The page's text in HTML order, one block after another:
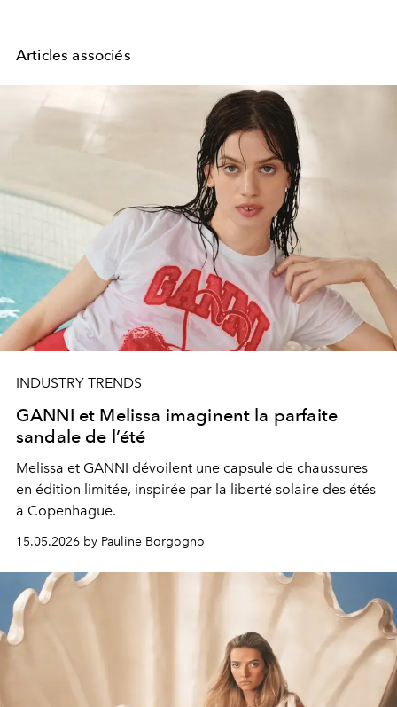
Articles associés
INDUSTRY TRENDS
GANNI et Melissa imaginent la parfaite
sandale de l’été
Melissa et GANNI dévoilent une capsule de chaussures
en édition limitée, inspirée par la liberté solaire des étés
à Copenhague.
15.05.2026 by Pauline Borgogno